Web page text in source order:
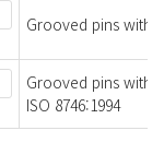
Grooved pins with
Grooved pins with
ISO 8746:1994